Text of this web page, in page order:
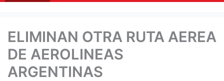
ELIMINAN OTRA RUTA AEREA
DE AEROLINEAS
ARGENTINAS